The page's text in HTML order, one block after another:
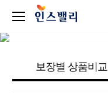
보장별 상품비교